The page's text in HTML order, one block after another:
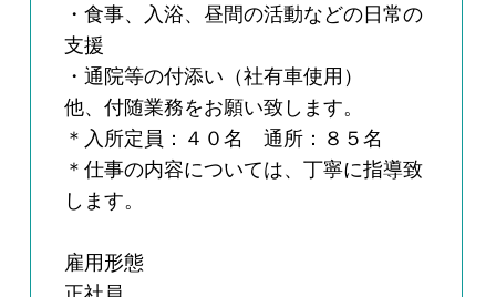
・食事、入浴、昼間の活動などの日常の
支援
・通院等の付添い（社有車使用）
他、付随業務をお願い致します。
＊入所定員：４０名 通所：８５名
＊仕事の内容については、丁寧に指導致
します。
雇用形態